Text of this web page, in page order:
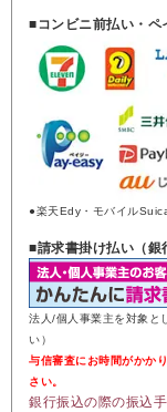
■コンビニ前払い・
●楽天Edy・モバイル
■請求書掛け払い（銀
法人/個人事業主を対象と
い）
与信審査にお時間がかか
さい。
銀行振込の際の振込